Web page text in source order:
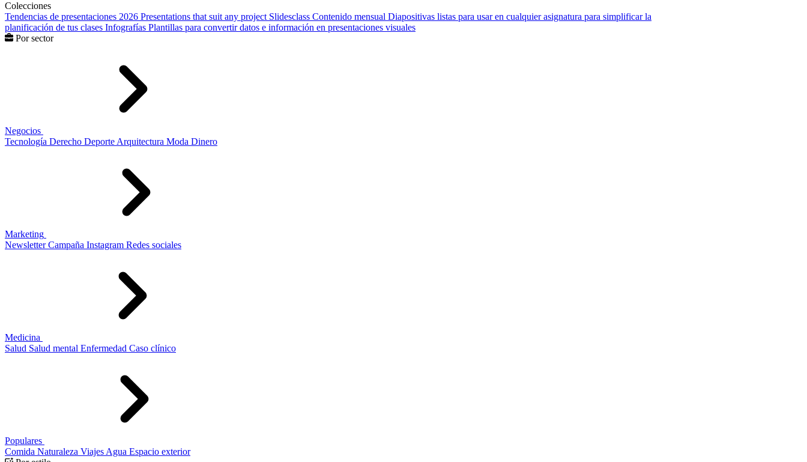
Colecciones
Tendencias de presentaciones 2026 Presentations that suit any project Slidesclass Contenido mensual Diapositivas listas para usar en cualquier asignatura para simplificar la
planificación de tus clases Infografías Plantillas para convertir datos e información en presentaciones visuales
Por sector
Negocios
Tecnología Derecho Deporte Arquitectura Moda Dinero
Marketing
Newsletter Campaña Instagram Redes sociales
Medicina
Salud Salud mental Enfermedad Caso clínico
Populares
Comida Naturaleza Viajes Agua Espacio exterior